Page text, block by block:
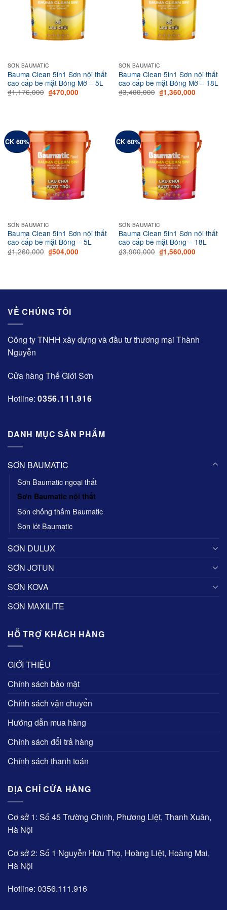
SƠN BAUMATIC
Bauma Clean 5in1 Sơn nội thất
cao cấp bề mặt Bóng Mờ – 5L
₫1,176,000 Original
price
₫470,000Current
SƠN BAUMATIC
Bauma Clean 5in1 Sơn nội thất
cao cấp bề mặt Bóng Mờ – 18L
₫3,400,000 Original
price
₫1,360,000Current
CK 60%
SƠN BAUMATIC
Bauma Clean 5in1 Sơn nội thất
cao cấp bề mặt Bóng – 5L
₫1,260,000 Original
price
₫504,000Current
price
CK 60%
SƠN BAUMATIC
Bauma Clean 5in1 Sơn nội thất
cao cấp bề mặt Bóng – 18L
₫3,900,000 Original
price
₫1,560,000Current
price
VỀ CHÚNG TÔI
Công ty TNHH xây dựng và đầu tư thương mại Thành
Nguyễn
Cửa hàng Thế Giới Sơn
Hotline: 0356.111.916
DANH MỤC SẢN PHẨM
SƠN BAUMATIC
Sơn Baumatic ngoại thất
Sơn Baumatic nội thất
Sơn chống thấm Baumatic
Sơn lót Baumatic
SƠN DULUX
SƠN JOTUN
SƠN KOVA
SƠN MAXILITE
HỖ TRỢ KHÁCH HÀNG
GIỚI THIỆU
Chính sách bảo mật
Chính sách vận chuyển
Hướng dẫn mua hàng
Chính sách đổi trả hàng
Chính sách thanh toán
ĐỊA CHỈ CỬA HÀNG
Cơ sở 1: Số 45 Trường Chinh, Phương Liệt, Thanh Xuân,
Hà Nội
Cơ sở 2: Số 1 Nguyễn Hữu Thọ, Hoàng Liệt, Hoàng Mai,
Hà Nội
Hotline: 0356.111.916